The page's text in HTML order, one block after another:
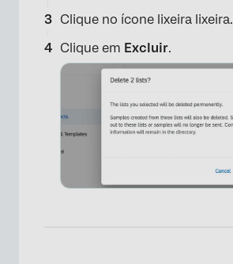
Clique no ícone lixeira lixeira.
Clique em Excluir.